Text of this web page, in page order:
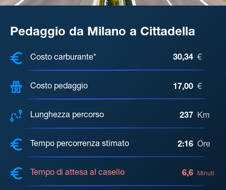
Pedaggio da Milano a Cittadella
COSTI, DISTANZA, TEMPO DI
Costo carburante* 30,34 €
Costo pedaggio 17,00 €
Lunghezza percorso 237 Km
Tempo percorrenza stimato 2:16 Ore
Tempo di attesa al casello 6,6 Minuti